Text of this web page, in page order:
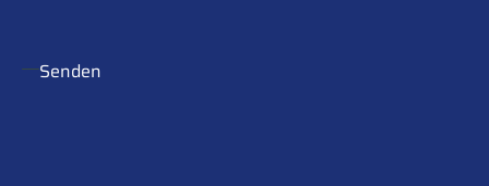
Senden